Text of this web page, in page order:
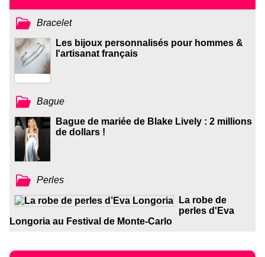
Bracelet
Les bijoux personnalisés pour hommes &
l'artisanat français
Bague
Bague de mariée de Blake Lively : 2 millions
de dollars !
Perles
La robe de
perles d'Eva
Longoria au Festival de Monte-Carlo